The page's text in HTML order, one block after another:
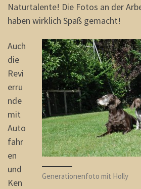
Naturtalente! Die Fotos an der
haben wirklich Spaß gemacht!
Generationenfoto mit Holly
Auch
die
Revi
erru
nde
mit
Auto
fahr
en
und
Ken